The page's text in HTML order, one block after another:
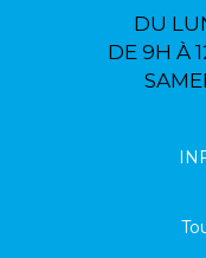
DU
DE 9H À